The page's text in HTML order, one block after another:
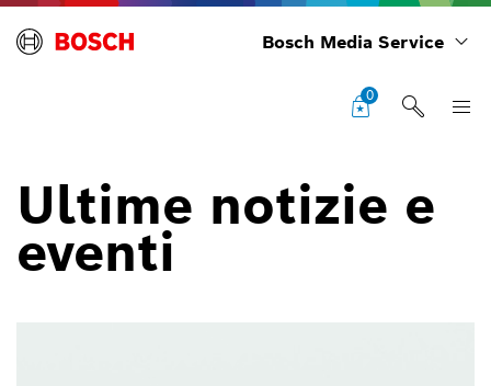
Bosch Media Service
0
Ultime notizie e
eventi